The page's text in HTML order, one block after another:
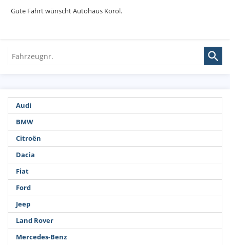
Gute Fahrt wünscht Autohaus Korol.
Fahrzeugnr.
Audi
BMW
Citroën
Dacia
Fiat
Ford
Jeep
Land Rover
Mercedes-Benz